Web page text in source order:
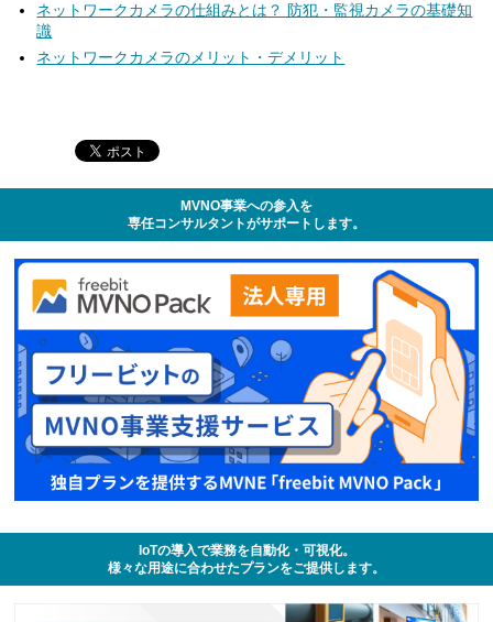
ネットワークカメラの仕組みとは？ 防犯・監視カメラの基礎知
識
ネットワークカメラのメリット・デメリット
MVNO事業への参入を
専任コンサルタントがサポートします。
IoTの導入で業務を自動化・可視化。
様々な用途に合わせたプランをご提供します。